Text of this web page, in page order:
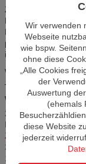
Zusätzlich gibt es ein
Experten/innen,
potenzielle
in aktuelle Trends
Weitere
Weitere Artikel in
23.02.2026 –
Karrierechancen in
Zweite Nationale
20.09.2025
14.10.2025, 11:00
Wir verwenden
Webseite
wie bspw.
ohne diese
„Alle Cookies
der
Auswertung
(ehemals
diese Website
jederzeit